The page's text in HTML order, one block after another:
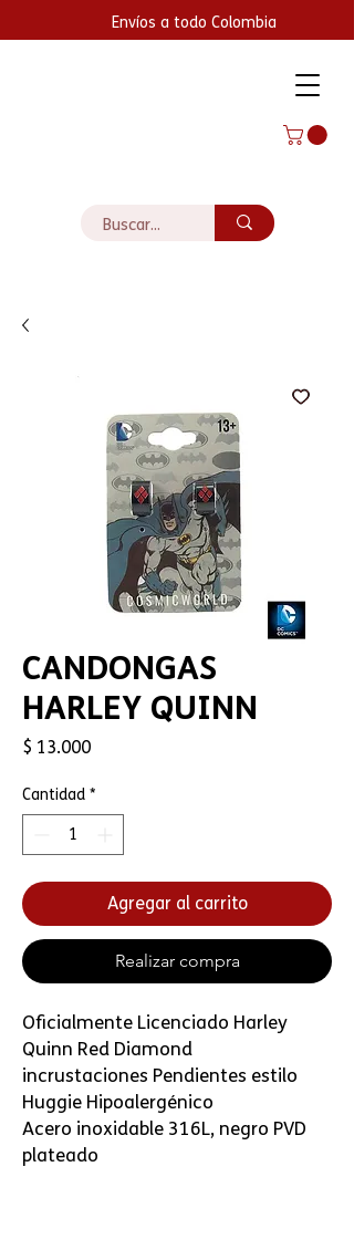
Envíos a todo Colombia
CANDONGAS
HARLEY QUINN
$ 13.000Precio
Cantidad *
Agregar al carrito
Realizar compra
Oficialmente Licenciado Harley
Quinn Red Diamond
incrustaciones Pendientes estilo
Huggie Hipoalergénico
Acero inoxidable 316L, negro PVD
plateado